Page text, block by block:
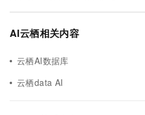
AI云栖相关内容
云栖AI数据库
云栖data AI